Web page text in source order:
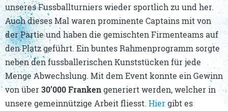
unseres Fussballturniers wieder sportlich zu und her.
Auch dieses Mal waren prominente Captains mit von
der Partie und haben die gemischten Firmenteams auf
den Platz geführt. Ein buntes Rahmenprogramm sorgte
neben den fussballerischen Kunststücken für jede
Menge Abwechslung. Mit dem Event konnte ein Gewinn
von über30’000Frankengeneriert werden, welcher in
unsere gemeinnützige Arbeit fliesst. Hiergibt es